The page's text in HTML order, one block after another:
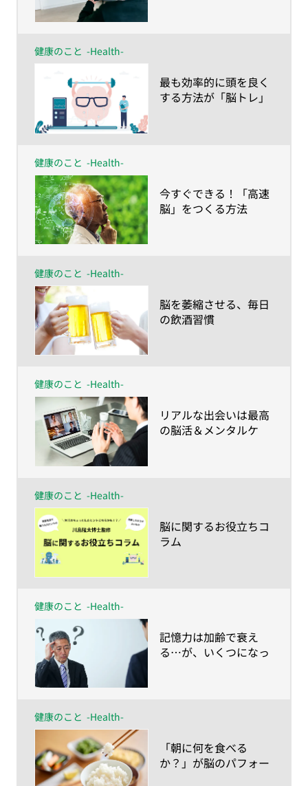
健康のこと -Health-
​最も効率的に頭を良く
する方法が「脳トレ」
健康のこと -Health-
​今すぐできる！「高速
脳」をつくる方法
健康のこと -Health-
​脳を萎縮させる、毎日
の飲酒習慣
健康のこと -Health-
​リアルな出会いは最高
の脳活＆メンタルケ
健康のこと -Health-
​脳に関するお役立ちコ
ラム
健康のこと -Health-
​記憶力は加齢で衰え
る…が、いくつになっ
健康のこと -Health-
​「朝に何を食べる
か？」が脳のパフォー